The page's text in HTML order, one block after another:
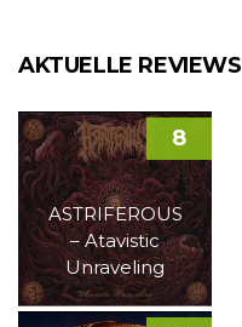
AKTUELLE REVIEWS
ASTRIFEROUS
– Atavistic
Unraveling
8